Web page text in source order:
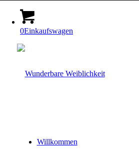
0Einkaufswagen
Willkommen